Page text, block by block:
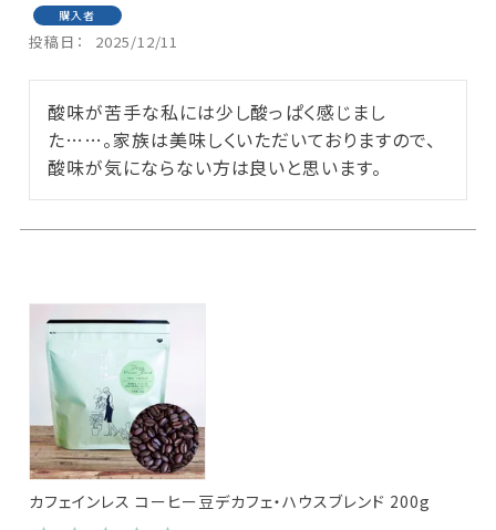
購入者
投稿日 2025/12/11
酸味が苦手な私には少し酸っぱく感じまし
た……。家族は美味しくいただいておりますので、
酸味が気にならない方は良いと思います。
カフェインレス コーヒー豆デカフェ・ハウスブレンド 200g